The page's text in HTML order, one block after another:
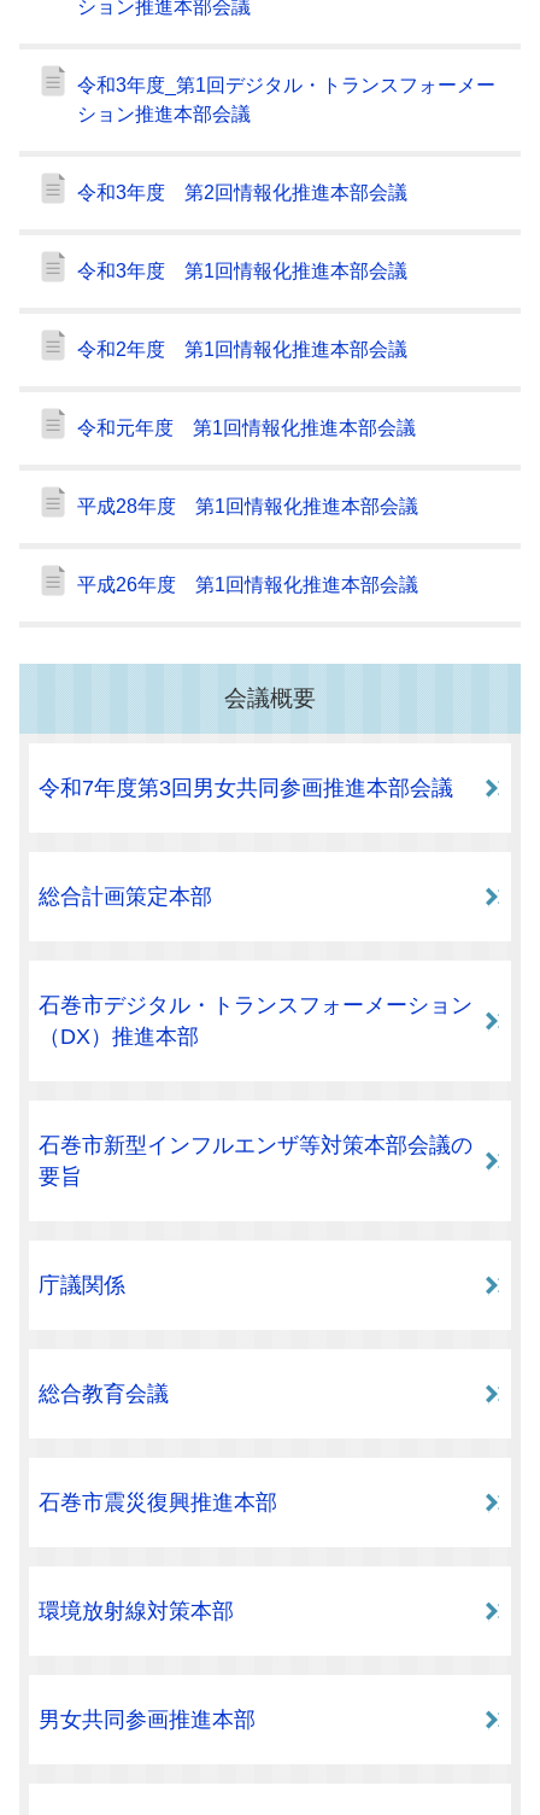
ション推進本部会議
令和3年度_第1回デジタル・トランスフォーメー
ション推進本部会議
令和3年度 第2回情報化推進本部会議
令和3年度 第1回情報化推進本部会議
令和2年度 第1回情報化推進本部会議
令和元年度 第1回情報化推進本部会議
平成28年度 第1回情報化推進本部会議
平成26年度 第1回情報化推進本部会議
会議概要
令和7年度第3回男女共同参画推進本部会議
総合計画策定本部
石巻市デジタル・トランスフォーメーション
（DX）推進本部
石巻市新型インフルエンザ等対策本部会議の
要旨
庁議関係
総合教育会議
石巻市震災復興推進本部
環境放射線対策本部
男女共同参画推進本部